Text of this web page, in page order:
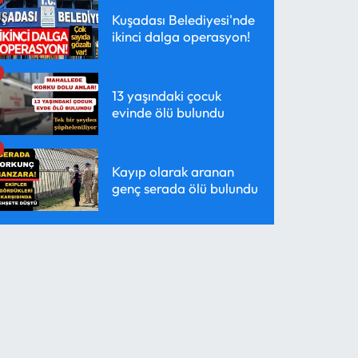
Kuşadası Belediyesi'nde
ikinci dalga operasyon!
13 yaşındaki çocuk
evinde ölü bulundu
Kayıp olarak aranan
genç serada ölü bulundu